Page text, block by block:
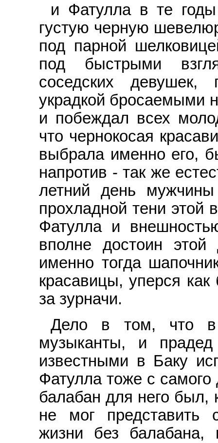
и Фатулла в те
густую черную
под парной
под быстрыми
соседских девушек,
украдкой бросаемыми
и побеждал всех
что чернокосая
выбрала именно его,
напротив - так же
летний день
прохладной тени этой
Фатулла и
вполне достоин этой
именно тогда
красавицы, уперся
за зурначи.
Дело в том, что
музыканты, и
известными в Баку
Фатулла тоже с самого
балабан для него был,
не мог представить
жизни без балабана,